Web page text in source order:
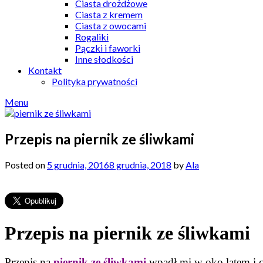
Ciasta drożdżowe
Ciasta z kremem
Ciasta z owocami
Rogaliki
Pączki i faworki
Inne słodkości
Kontakt
Polityka prywatności
Menu
Przepis na piernik ze śliwkami
Posted on 5 grudnia, 20168 grudnia, 2018 byAla
Przepis na piernik ze śliwkami